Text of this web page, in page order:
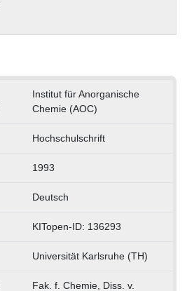
Institut für Anorganische
Chemie (AOC)
Hochschulschrift
1993
Deutsch
KITopen-ID: 136293
Universität Karlsruhe (TH)
Fak. f. Chemie, Diss. v.